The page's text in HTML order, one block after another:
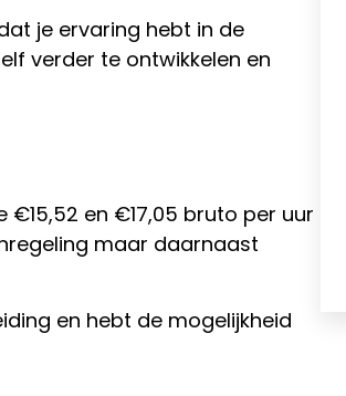
je ervaring hebt in de
verder te ontwikkelen en
en €17,05 bruto per uur
maar daarnaast
en hebt de mogelijkheid